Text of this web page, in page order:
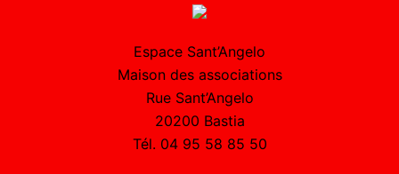
Espace Sant’Angelo
Maison des associations
Rue Sant’Angelo
20200 Bastia
Tél. 04 95 58 85 50